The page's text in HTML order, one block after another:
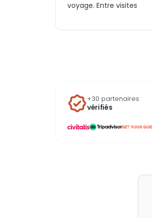
voyage. Entre visites
maltaise et tout ce qui se
trouve autour.
+30 partenaires
vérifiés